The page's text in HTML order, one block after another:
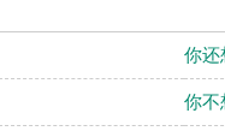
你还
你不